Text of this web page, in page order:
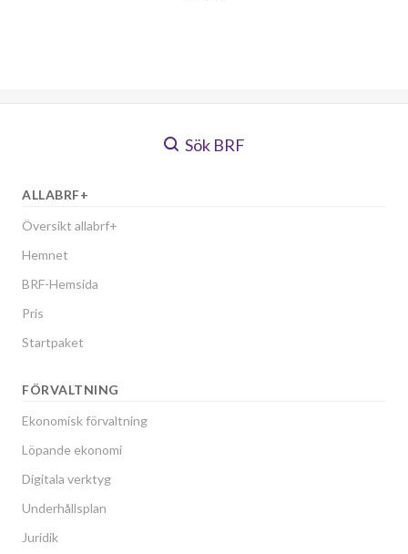
Sök BRF
ALLABRF+
Översikt allabrf+
Hemnet
BRF-Hemsida
Pris
Startpaket
FÖRVALTNING
Ekonomisk förvaltning
Löpande ekonomi
Digitala verktyg
Underhållsplan
Juridik